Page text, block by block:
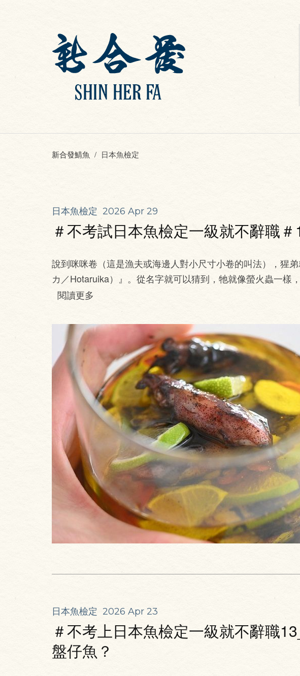
新合發鯖魚 日本魚檢定
日本魚檢定 2026 Apr 29
＃不考試日本魚檢定一級就不辭職
說到咪咪卷（這是漁夫或海邊人對小尺寸小卷的叫法），猩
カ／Hotaruika）』。從名字就可以猜到，牠就像螢火蟲一樣
閱讀更多
日本魚檢定 2026 Apr 23
＃不考上日本魚檢定一級就不辭職
盤仔魚？